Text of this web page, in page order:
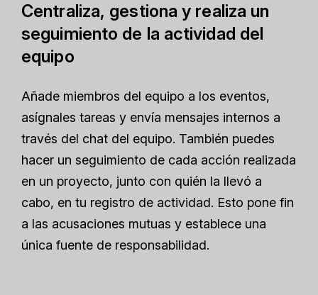
Centraliza, gestiona y realiza un
seguimiento de la actividad del
equipo
Añade miembros del equipo a los eventos,
asígnales tareas y envía mensajes internos a
través del chat del equipo. También puedes
hacer un seguimiento de cada acción realizada
en un proyecto, junto con quién la llevó a
cabo, en tu registro de actividad. Esto pone fin
a las acusaciones mutuas y establece una
única fuente de responsabilidad.